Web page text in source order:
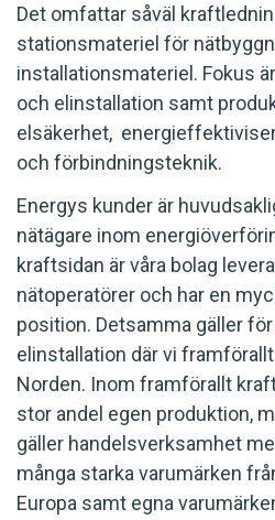
Det omfattar såväl
stationsmateriel för
installationsmateriel. Fokus
och elinstallation samt
elsäkerhet,
och förbindningsteknik.
Energys kunder är
nätägare inom
kraftsidan är våra bolag
nätoperatörer och har en
position. Detsamma gäller
elinstallation där vi
Norden. Inom framförallt
stor andel egen produktion,
gäller handelsverksamhet
många starka varumärken
Europa samt egna